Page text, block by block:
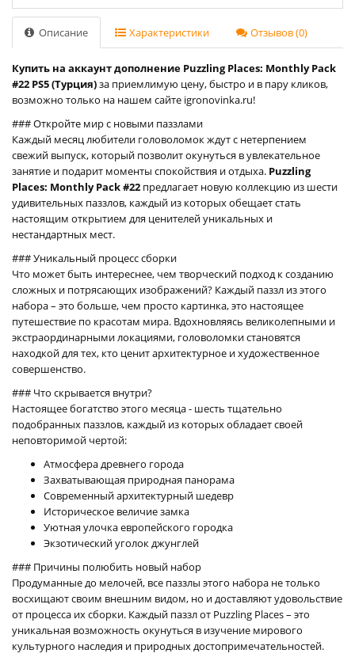
Описание Характеристики Отзывов (0)
Купить на аккаунт дополнение Puzzling Places: Monthly Pack
#22 PS5 (Турция)за приемлимую цену, быстро и в пару кликов,
возможно только на нашем сайте igronovinka.ru!
### Откройте мир с новыми паззлами
Каждый месяц любители головоломок ждут с нетерпением
свежий выпуск, который позволит окунуться в увлекательное
занятие и подарит моменты спокойствия и отдыха. Puzzling
Places: Monthly Pack #22 предлагает новую коллекцию из шести
удивительных паззлов, каждый из которых обещает стать
настоящим открытием для ценителей уникальных и
нестандартных мест.
### Уникальный процесс сборки
Что может быть интереснее, чем творческий подход к созданию
сложных и потрясающих изображений? Каждый паззл из этого
набора – это больше, чем просто картинка, это настоящее
путешествие по красотам мира. Вдохновляясь великолепными и
экстраординарными локациями, головоломки становятся
находкой для тех, кто ценит архитектурное и художественное
совершенство.
### Что скрывается внутри?
Настоящее богатство этого месяца - шесть тщательно
подобранных паззлов, каждый из которых обладает своей
неповторимой чертой:
Атмосфера древнего города
Захватывающая природная панорама
Современный архитектурный шедевр
Историческое величие замка
Уютная улочка европейского городка
Экзотический уголок джунглей
### Причины полюбить новый набор
Продуманные до мелочей, все паззлы этого набора не только
восхищают своим внешним видом, но и доставляют удовольствие
от процесса их сборки. Каждый паззл от Puzzling Places – это
уникальная возможность окунуться в изучение мирового
культурного наследия и природных достопримечательностей.